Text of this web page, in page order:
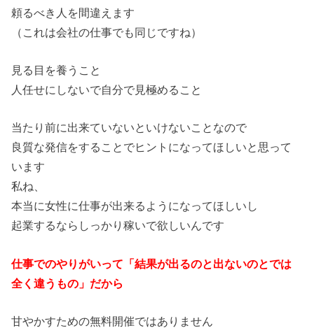
頼るべき人を間違えます
（これは会社の仕事でも同じですね）
見る目を養うこと
人任せにしないで自分で見極めること
当たり前に出来ていないといけないことなので
良質な発信をすることでヒントになってほしいと思って
います
私ね、
本当に女性に仕事が出来るようになってほしいし
起業するならしっかり稼いで欲しいんです
仕事でのやりがいって「結果が出るのと出ないのとでは
全く違うもの」だから
甘やかすための無料開催ではありません